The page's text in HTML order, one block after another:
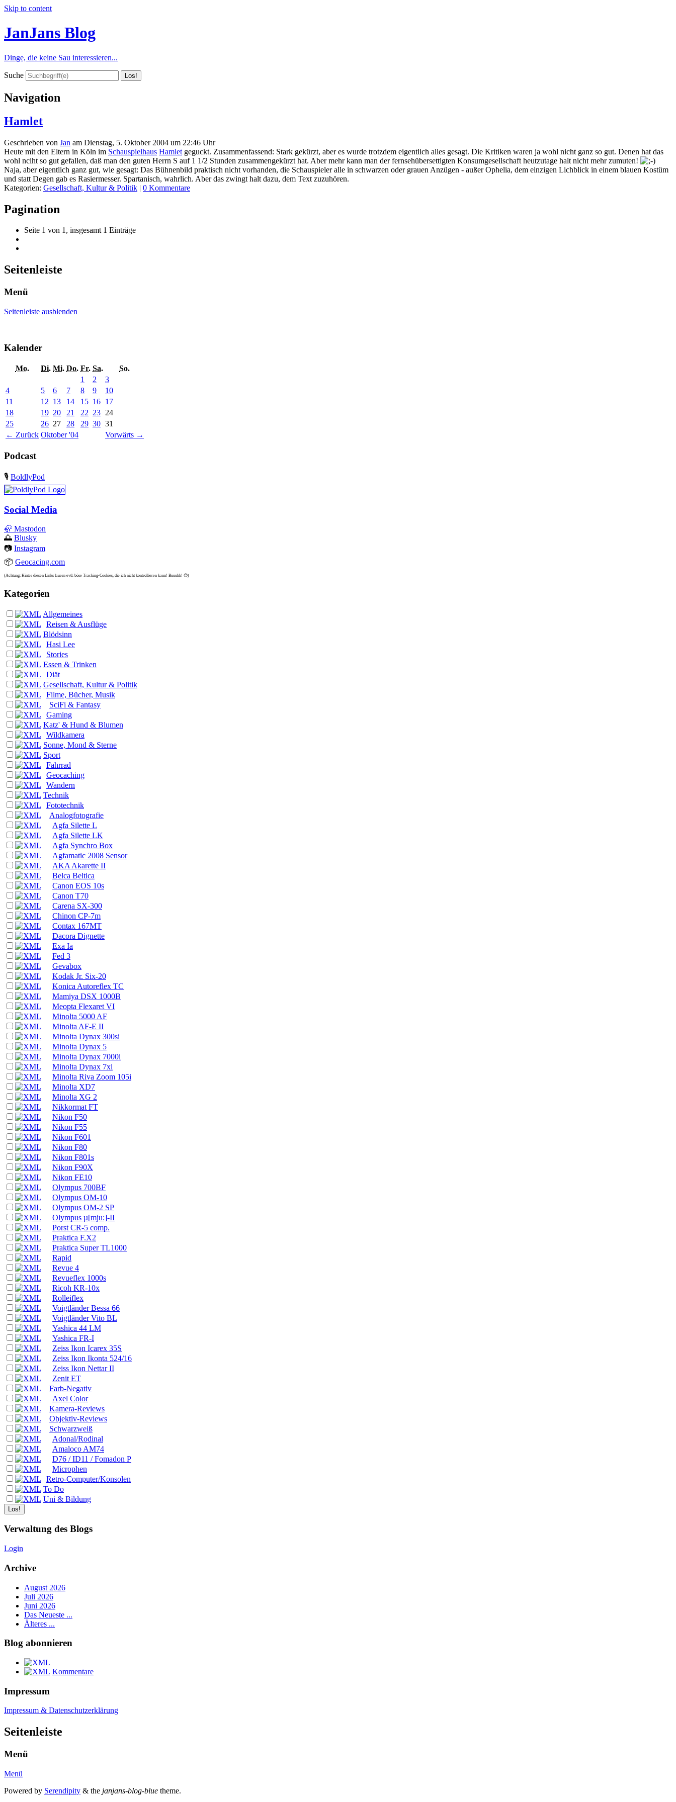
Skip to content
JanJans Blog
Dinge, die keine Sau interessieren...
Suche
Navigation
Hamlet
Geschrieben von Jan am Dienstag, 5. Oktober 2004 um 22:46 Uhr
Heute mit den Eltern in Köln im Schauspielhaus Hamlet geguckt. Zusammenfassend: Stark gekürzt, aber es wurde trotzdem eigentlich alles gesagt. Die Kritiken waren ja wohl nicht ganz so gut. Denen hat das
wohl nciht so gut gefallen, daß man den guten Herrn S auf 1 1/2 Stunden zusammengekürzt hat. Aber mehr kann man der fernsehübersettigten Konsumgesellschaft heutzutage halt nicht mehr zumuten!
Naja, aber eigentlich ganz gut, wie gesagt: Das Bühnenbild praktisch nicht vorhanden, die Schauspieler alle in schwarzen oder grauen Anzügen - außer Ophelia, dem einzigen Lichblick in einem blauen Kostüm
und statt Degen gab es Rasiermesser. Spartanisch, wahrlich. Aber das zwingt halt dazu, dem Text zuzuhören.
Kategorien: Gesellschaft, Kultur & Politik | 0 Kommentare
Pagination
Seite 1 von 1, insgesamt 1 Einträge
Seitenleiste
Menü
Seitenleiste ausblenden
Kalender
Mo. Di. Mi. Do. Fr. Sa. So.
← Zurück Oktober '04 Vorwärts →
1 2
3
4
5 6 7 8 9
10
11
12 13 14 15 16 17
18
19 20 21 22 23 24
25
26 27 28 29 30 31
Podcast
🎙️ BoldlyPod
Social Media
🦣 Mastodon
🌅 Blusky
📷 Instagram
📦 Geocacing.com
(Achtung: Hinter diesen Links lauern evtl. böse Tracking-Cookies, die ich nicht kontrollieren kann! Buuuhh! 😉)
Kategorien
Allgemeines
Reisen & Ausflüge
Blödsinn
Hasi Lee
Stories
Essen & Trinken
Diät
Gesellschaft, Kultur & Politik
Filme, Bücher, Musik
SciFi & Fantasy
Gaming
Katz' & Hund & Blumen
Wildkamera
Sonne, Mond & Sterne
Sport
Fahrrad
Geocaching
Wandern
Technik
Fototechnik
Analogfotografie
Agfa Silette L
Agfa Silette LK
Agfa Synchro Box
Agfamatic 2008 Sensor
AKA Akarette II
Belca Beltica
Canon EOS 10s
Canon T70
Carena SX-300
Chinon CP-7m
Contax 167MT
Dacora Dignette
Exa Ia
Fed 3
Gevabox
Kodak Jr. Six-20
Konica Autoreflex TC
Mamiya DSX 1000B
Meopta Flexaret VI
Minolta 5000 AF
Minolta AF-E II
Minolta Dynax 300si
Minolta Dynax 5
Minolta Dynax 7000i
Minolta Dynax 7xi
Minolta Riva Zoom 105i
Minolta XD7
Minolta XG 2
Nikkormat FT
Nikon F50
Nikon F55
Nikon F601
Nikon F80
Nikon F801s
Nikon F90X
Nikon FE10
Olympus 700BF
Olympus OM-10
Olympus OM-2 SP
Olympus µ[mju:]-II
Porst CR-5 comp.
Praktica F.X2
Praktica Super TL1000
Rapid
Revue 4
Revueflex 1000s
Ricoh KR-10x
Rolleiflex
Voigtländer Bessa 66
Voigtländer Vito BL
Yashica 44 LM
Yashica FR-I
Zeiss Ikon Icarex 35S
Zeiss Ikon Ikonta 524/16
Zeiss Ikon Nettar II
Zenit ET
Farb-Negativ
Axel Color
Kamera-Reviews
Objektiv-Reviews
Schwarzweiß
Adonal/Rodinal
Amaloco AM74
D76 / ID11 / Fomadon P
Microphen
Retro-Computer/Konsolen
To Do
Uni & Bildung
Verwaltung des Blogs
Login
Archive
August 2026
Juli 2026
Juni 2026
Das Neueste ...
Älteres ...
Blog abonnieren
Kommentare
Impressum
Impressum & Datenschutzerklärung
Seitenleiste
Menü
Menü
Powered by Serendipity & the janjans-blog-blue theme.